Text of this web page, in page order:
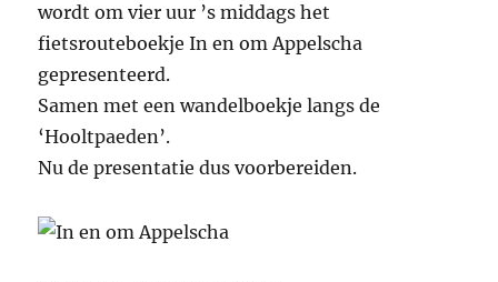
wordt om vier uur ’s middags het
fietsrouteboekje In en om Appelscha
gepresenteerd.
Samen met een wandelboekje langs de
‘Hooltpaeden’.
Nu de presentatie dus voorbereiden.